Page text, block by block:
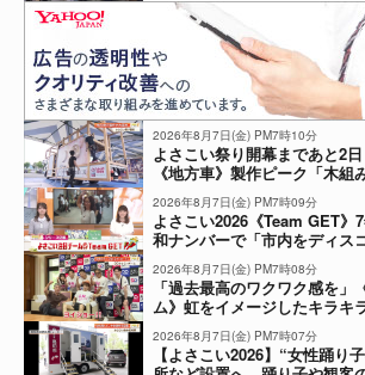
2026年8月7日(金) PM7時10分
よさこい祭り開幕まであと2
《地方車》製作ピーク「木組
2026年8月7日(金) PM7時09分
よさこい2026《Team GET
和ナンバーで「市内をディス
2026年8月7日(金) PM7時08分
「過去最高のワクワク感を」
ム》虹をイメージしたキラキ
2026年8月7日(金) PM7時07分
【よさこい2026】“女性踊り